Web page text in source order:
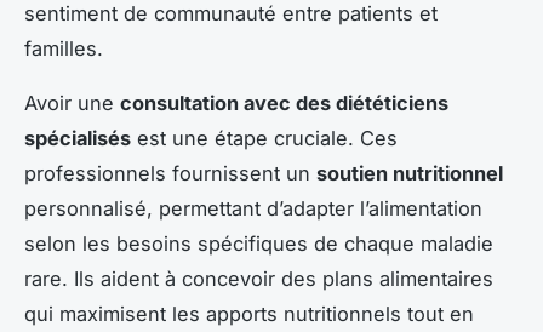
sentiment de communauté entre patients et
familles.
Avoir une consultation avec des diététiciens
spécialisés est une étape cruciale. Ces
professionnels fournissent un soutien nutritionnel
personnalisé, permettant d’adapter l’alimentation
selon les besoins spécifiques de chaque maladie
rare. Ils aident à concevoir des plans alimentaires
qui maximisent les apports nutritionnels tout en